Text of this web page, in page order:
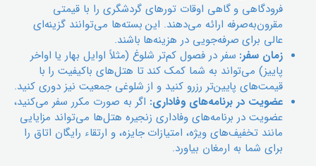
فرودگاهی و گاهی اوقات تورهای گردشگری را با قیمتی
مقرون‌به‌صرفه ارائه می‌دهند. این بسته‌ها می‌توانند گزینه‌ای
عالی برای صرفه‌جویی در هزینه‌ها باشند.
زمان سفر: سفر در فصول کم‌تر شلوغ (مثلاً اوایل بهار یا اواخر
پاییز) می‌تواند به شما کمک کند تا هتل‌های باکیفیت را با
قیمت‌های پایین‌تر رزرو کنید و از شلوغی جمعیت نیز دوری کنید.
عضویت در برنامه‌های وفاداری: اگر به صورت مکرر سفر می‌کنید،
عضویت در برنامه‌های وفاداری زنجیره هتل‌ها می‌تواند مزایایی
مانند تخفیف‌های ویژه، امتیازات جایزه، و ارتقاء رایگان اتاق را
برای شما به ارمغان بیاورد.